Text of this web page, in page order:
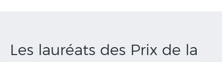
Les lauréats des Prix de la